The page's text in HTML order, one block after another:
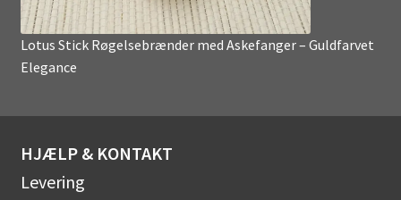
Lotus Stick Røgelsebrænder med Askefanger – Guldfarvet
Elegance
HJÆLP & KONTAKT
Levering